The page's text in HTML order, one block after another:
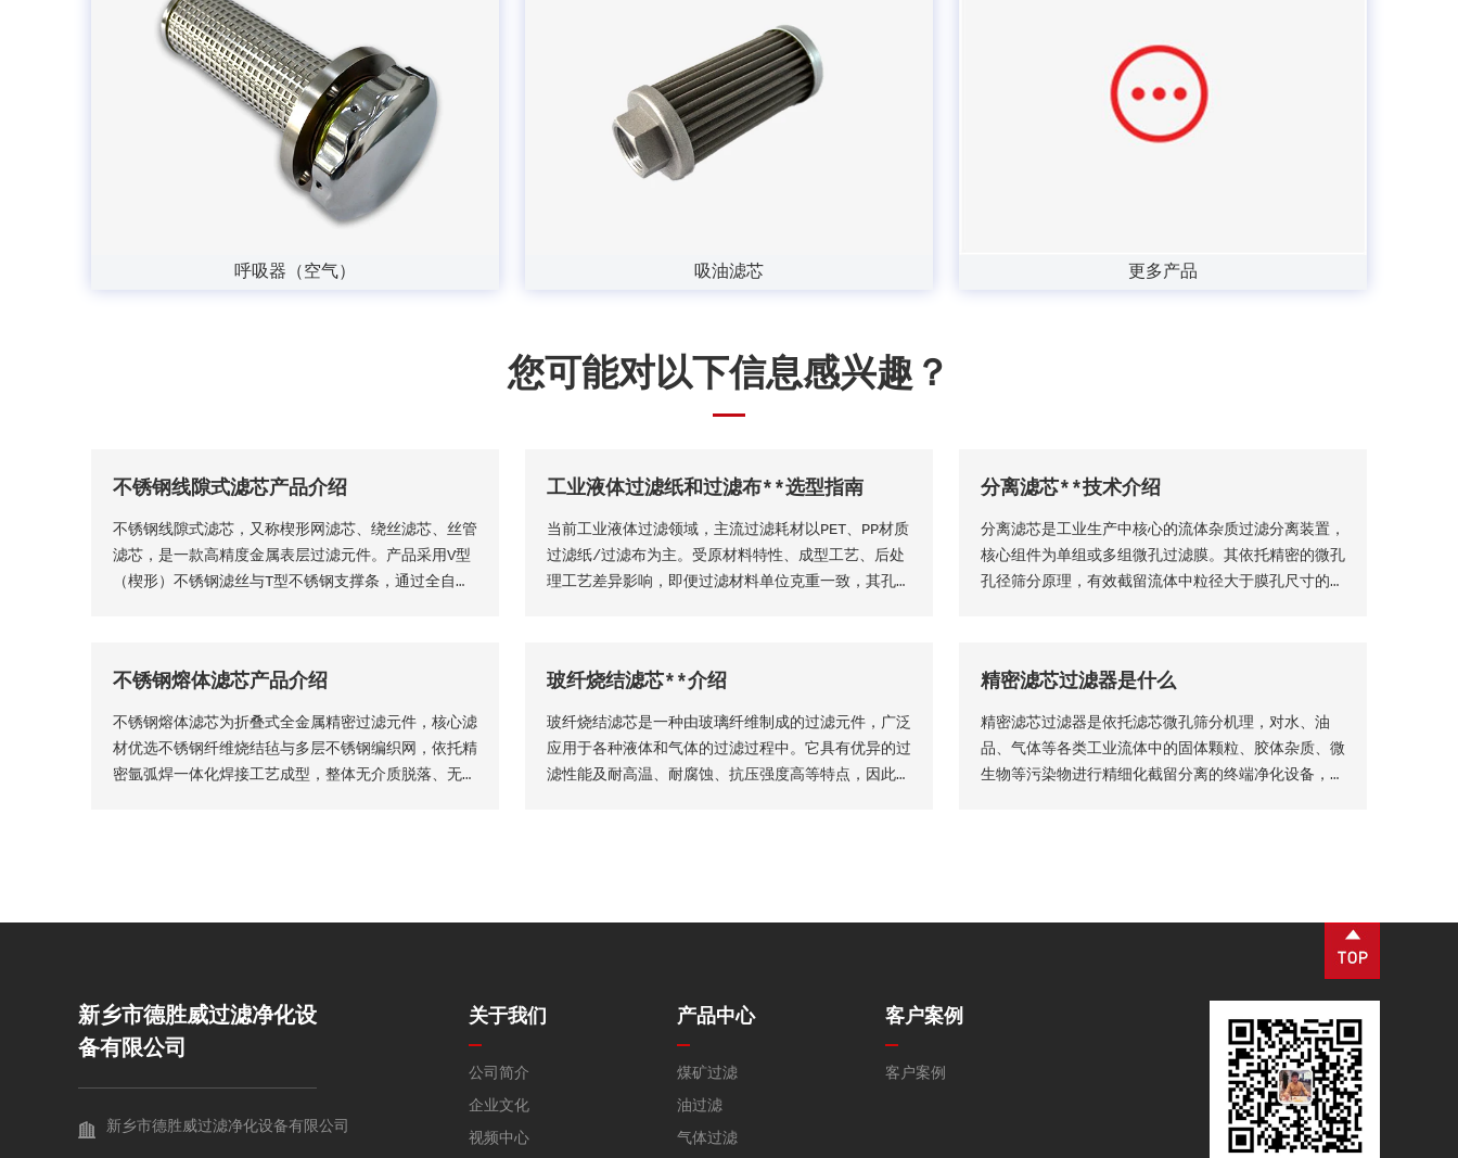
呼吸器（空气） 吸油滤芯 更多产品
您可能对以下信息感兴趣？
不锈钢线隙式滤芯产品介绍
不锈钢线隙式滤芯，又称楔形网滤芯、绕丝滤芯​、丝管
滤芯，是一款高精度金属表层过滤元件。产品采用V型
（楔形）不锈钢滤丝与T型不锈钢支撑条，通过全自动
多种结构，且支持滤缝规格、丝径尺寸等核心参数个性
化定制。本厂出品的楔形网滤芯具备滤隙均匀、板面平
整圆润、过滤精度稳定、机械强度高、经久耐用等核心
品质优势。
工业液体过滤纸和过滤布**选型指南
当前工业液体过滤领域，主流过滤耗材以PET、PP材质
过滤纸/过滤布为主。受原材料特性、成型工艺、后处
理工艺差异影响，即便过滤材料单位克重一致，其孔隙
托**技术维度精准选型，具体选型标准与实施方法如
下
分离滤芯**技术介绍
分离滤芯是工业生产中核心的流体杂质过滤分离装置，
核心组件为单组或多组微孔过滤膜。其依托精密的微孔
孔径筛分原理，有效截留流体中粒径大于膜孔尺寸的固
油、钢铁、矿山等各类工业场景，为工业化稳定生产、
产品提质增效提供核心支撑。
不锈钢熔体滤芯产品介绍
不锈钢熔体滤芯为折叠式全金属精密过滤元件，核心滤
材优选不锈钢纤维烧结毡与多层不锈钢编织网，依托精
密氩弧焊一体化焊接工艺成型，整体无介质脱落、无渗
玻纤烧结滤芯**介绍
玻纤烧结滤芯是一种由玻璃纤维制成的过滤元件，广泛
应用于各种液体和气体的过滤过程中。它具有优异的过
滤性能及耐高温、耐腐蚀、抗压强度高等特点，因此在
精密滤芯过滤器是什么
精密滤芯过滤器是依托滤芯微孔筛分机理，对水、油
品、气体等各类工业流体中的固体颗粒、胶体杂质、微
生物等污染物进行精细化截留分离的终端净化设备，广
新乡市德胜威过滤净化设
备有限公司
新乡市德胜威过滤净化设备有限公司
关于我们
公司简介
企业文化
视频中心
产品中心
煤矿过滤
油过滤
气体过滤
客户案例
客户案例